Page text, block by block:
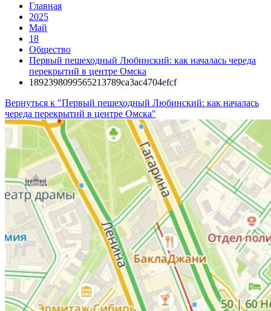
Главная
2025
Май
18
Общество
Первый пешеходный Любинский: как началась череда
перекрытий в центре Омска
1892398099565213789ca3ac4704efcf
Вернуться к "Первый пешеходный Любинский: как началась
череда перекрытий в центре Омска"